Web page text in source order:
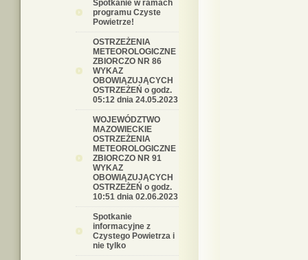
Spotkanie w ramach
programu Czyste
Powietrze!
OSTRZEŻENIA
METEOROLOGICZNE
ZBIORCZO NR 86
WYKAZ
OBOWIĄZUJĄCYCH
OSTRZEŻEŃ o godz.
05:12 dnia 24.05.2023
WOJEWÓDZTWO
MAZOWIECKIE
OSTRZEŻENIA
METEOROLOGICZNE
ZBIORCZO NR 91
WYKAZ
OBOWIĄZUJĄCYCH
OSTRZEŻEŃ o godz.
10:51 dnia 02.06.2023
Spotkanie
informacyjne z
Czystego Powietrza i
nie tylko